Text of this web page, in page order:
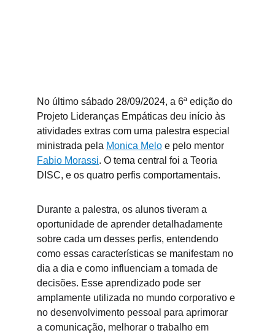
No último sábado 28/09/2024, a 6ª edição do
Projeto Lideranças Empáticas deu início às
atividades extras com uma palestra especial
ministrada pela Monica Melo e pelo mentor
Fabio Morassi. O tema central foi a Teoria
DISC, e os quatro perfis comportamentais.
Durante a palestra, os alunos tiveram a
oportunidade de aprender detalhadamente
sobre cada um desses perfis, entendendo
como essas características se manifestam no
dia a dia e como influenciam a tomada de
decisões. Esse aprendizado pode ser
amplamente utilizada no mundo corporativo e
no desenvolvimento pessoal para aprimorar
a comunicação, melhorar o trabalho em